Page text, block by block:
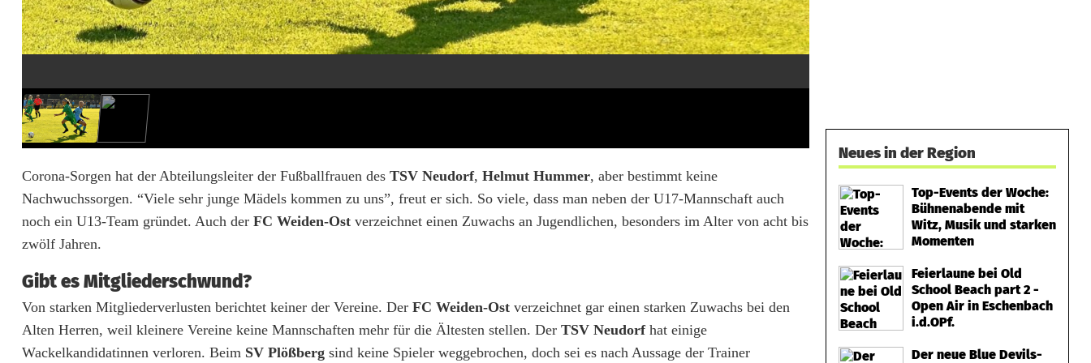
Corona-Sorgen hat der Abteilungsleiter der Fußballfrauen des TSV Neudorf, Helmut Hummer, aber bestimmt keine
Nachwuchssorgen. “Viele sehr junge Mädels kommen zu uns”, freut er sich. So viele, dass man neben der U17-Mannschaft auch
noch ein U13-Team gründet. Auch der FC Weiden-Ost verzeichnet einen Zuwachs an Jugendlichen, besonders im Alter von acht bis
zwölf Jahren.
Gibt es Mitgliederschwund?
Von starken Mitgliederverlusten berichtet keiner der Vereine. Der FC Weiden-Ost verzeichnet gar einen starken Zuwachs bei den
Alten Herren, weil kleinere Vereine keine Mannschaften mehr für die Ältesten stellen. Der TSV Neudorf hat einige
Wackelkandidatinnen verloren. Beim SV Plößberg sind keine Spieler weggebrochen, doch sei es nach Aussage der Trainer
Neues in der Region
Top-Events der Woche:
Bühnenabende mit
Witz, Musik und starken
Momenten
Feierlaune bei Old
School Beach part 2 -
Open Air in Eschenbach
i.d.OPf.
Der neue Blue Devils-